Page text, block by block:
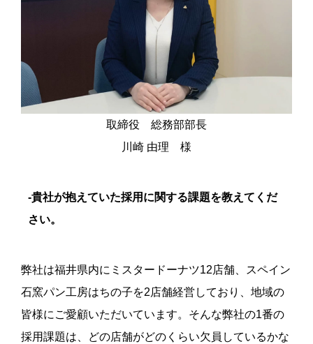
取締役 総務部部長
川崎 由理 様
-貴社が抱えていた採用に関する課題を教えてくだ
さい。
弊社は福井県内にミスタードーナツ12店舗、スペイン
石窯パン工房はちの子を2店舗経営しており、地域の
皆様にご愛顧いただいています。そんな弊社の1番の
採用課題は、どの店舗がどのくらい欠員しているかな